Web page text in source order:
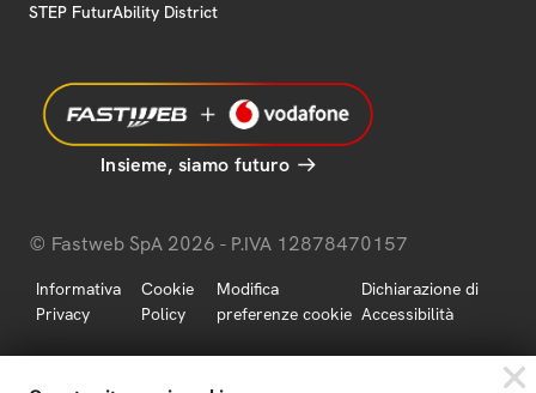
STEP FuturAbility District
Insieme, siamo futuro
© Fastweb SpA 2026 - P.IVA 12878470157
Informativa
Privacy
Cookie
Policy
Modifica
preferenze cookie
Dichiarazione di
Accessibilità